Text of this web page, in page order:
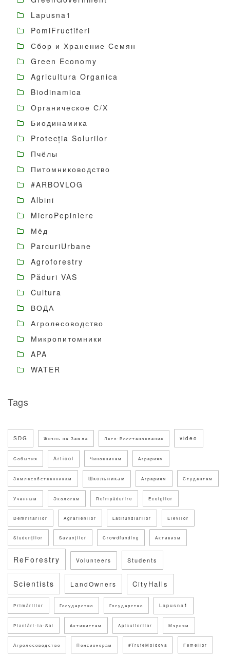
Lapusna1
PomiFructiferi
Сбор и Хранение Семян
Green Economy
Agricultura Organica
Biodinamica
Органическое С/Х
Биодинамика
Protecția Solurilor
Пчёлы
Питомниководство
#ARBOVLOG
Albini
MicroPepiniere
Мёд
ParcuriUrbane
Agroforestry
Păduri VAS
Cultura
ВОДА
Агролесоводство
Микропитомники
APA
WATER
Tags
SDG Жизнь на Земле Лесо-Восстановление video
События Articol Чиновникам Аграриям
Землесобственникам Школьникам Аграриям Студентам
Ученным Экологам Reîmpădurire Ecolgilor
Demnitarilor Agrarienilor Latifundiarilor Elevilor
Studenților Savanților Crowdfunding Активизм
ReForestry Volunteers Students
Scientists LandOwners CityHalls
Primăriilor Государство Государство Lapusna1
Plantări-la-Sol Активистам Apicultorilor Мэриям
Агролесоводство Пенсионерам #TrufeMoldova Femeilor